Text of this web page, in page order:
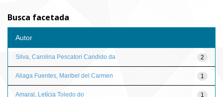
Busca facetada
Autor
2
Silva, Carolina Pescatori Candido da
1
Aliaga Fuentes, Maribel del Carmen
1
Amaral, Letícia Toledo do